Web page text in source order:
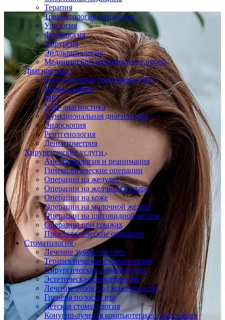
Терапия
Травматология-ортопедия
Урология
Флебология
Хирургия
Эндокринология
Медицинский маникюр и педикюр
Диагностика
Компьютерная томография (КТ)
Маммография
МРТ
УЗИ-диагностика
Функциональная диагностика
Эндоскопия
Рентгенология
Денситометрия
Хирургические услуги
Анестезиология и реанимация
Гинекологические операции
Операции на желудке
Операции на желчном пузыре
Операции на коже
Операции на молочной железе
Операции на щитовидной железе
Операции при грыжах
Проктологические операции
Стоматология
Лечение зубов «во сне»
Терапевтическая стоматология
Хирургическая стоматология
Эстетическая стоматология
Лечение зубов под микроскопом
Гигиена полости рта
Детская стоматология
Конусно-лучевая компьютерная томография